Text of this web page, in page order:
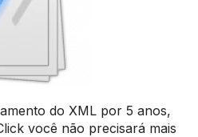
do XML por 5 anos,
você não precisará mais